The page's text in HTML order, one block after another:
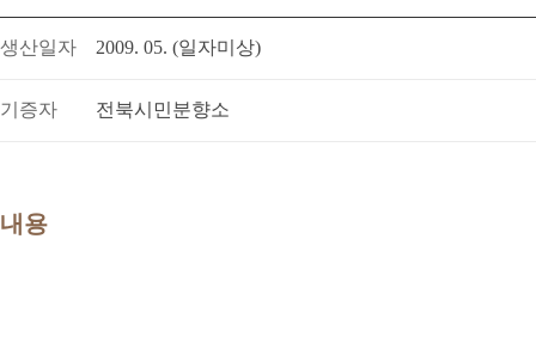
생산일자 2009. 05. (일자미상)
기증자 전북시민분향소
내용